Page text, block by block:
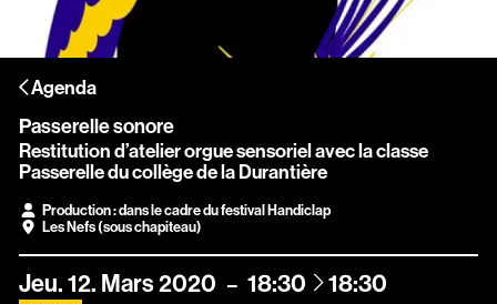
Agenda
Passerelle sonore
Restitution d’atelier orgue sensoriel avec la classe
Passerelle du collège de la Durantière
Production : dans le cadre du festival Handiclap
Les Nefs (sous chapiteau)
Jeu. 12. Mars2020 18:30 à18:30
Scopitone
Accessibilité
Prévention des violences et signalement
Association Songo
Résidences
Espace pro